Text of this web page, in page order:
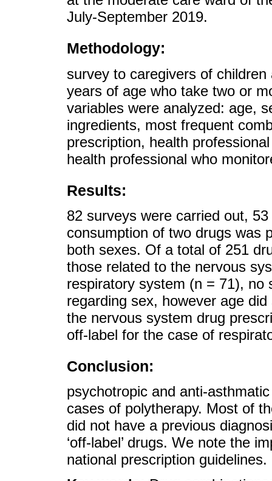
July-September 2019.
Methodology:
survey to caregivers of
years of age who take two or
variables were analyzed: age,
ingredients, most frequent
prescription, health
health professional who
Results:
82 surveys were carried out,
consumption of two drugs was
both sexes. Of a total of 251
those related to the nervous
respiratory system (n = 71), no
regarding sex, however age
the nervous system drug
off-label for the case of
Conclusion:
psychotropic and anti-
cases of polytherapy. Most of
did not have a previous
‘off-label’ drugs. We note the
national prescription guidelines.